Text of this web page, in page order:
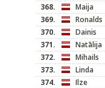
368.
Maija
369.
Ronalds
370.
Dainis
371.
Natālija
372.
Mihails
373.
Linda
374.
Ilze